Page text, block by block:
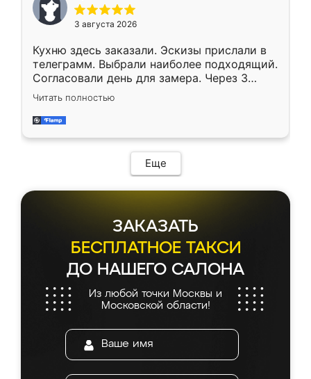
3 августа 2026
Кухню здесь заказали. Эскизы прислали в
телеграмм. Выбрали наиболее подходящий.
Согласовали день для замера. Через 3
недели кухня была уже готова. Остались
довольны работой. Спасибо Ренессанс
мебель за качественную работу!
Читать полностью
Еще
ЗАКАЗАТЬ
БЕСПЛАТНОЕ ТАКСИ
ДО НАШЕГО САЛОНА
Из любой точки Москвы и
Московской области!